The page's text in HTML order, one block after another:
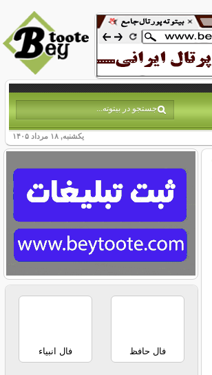
یکشنبه, ۱۸ مرداد ۱۴۰۵
فال حافظ فال انبیاء